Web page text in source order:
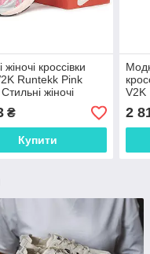
жіночі кроссівки
Runtekk Pink
жіночі
Найк Рантек.
₴
Купити
V2K
2